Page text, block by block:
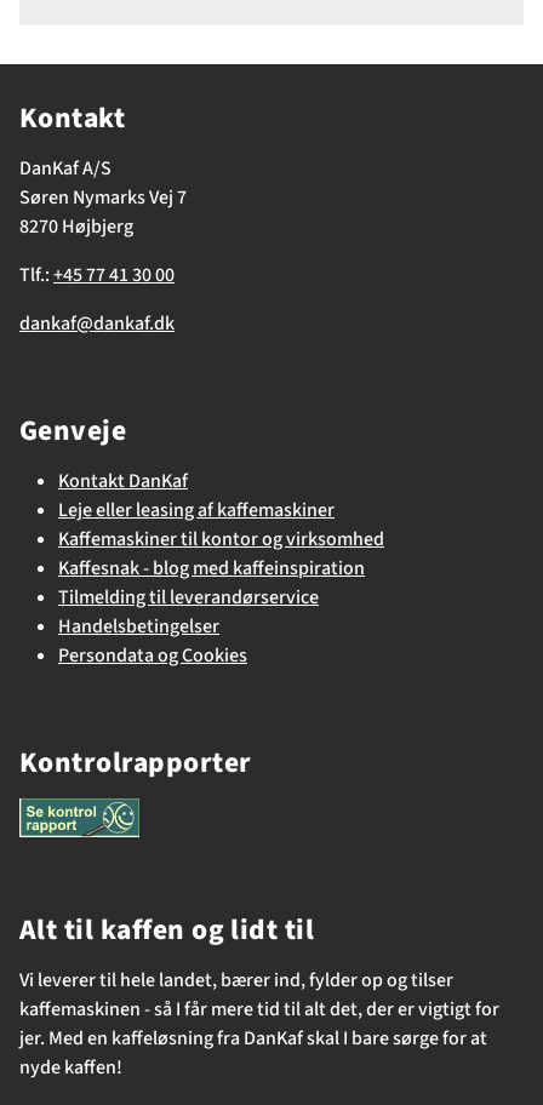
Kontakt
DanKaf A/S
Søren Nymarks Vej 7
8270 Højbjerg
Tlf.:+45 77 41 30 00
dankaf@dankaf.dk
Genveje
Kontakt DanKaf
Leje eller leasing af kaffemaskiner
Kaffemaskiner til kontor og virksomhed
Kaffesnak - blog med kaffeinspiration
Tilmelding til leverandørservice
Handelsbetingelser
Persondata og Cookies
Kontrolrapporter
Alt til kaffen og lidt til
Vi leverer til hele landet, bærer ind, fylder op og tilser
kaffemaskinen - så I får mere tid til alt det, der er vigtigt for
jer. Med en kaffeløsning fra DanKaf skal I bare sørge for at
nyde kaffen!